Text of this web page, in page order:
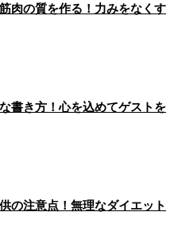
肉の質を作る！力みをなくす
書き方！心を込めてゲストを
の注意点！無理なダイエット